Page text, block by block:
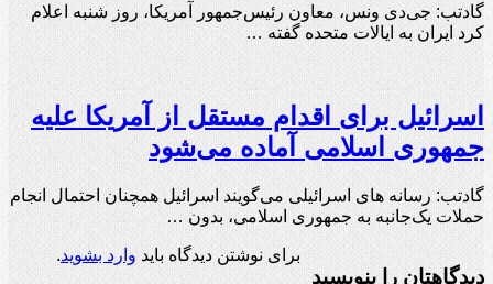
گادتب: جی‌دی ونس، معاون رئیس‌جمهور آمریکا، روز شنبه اعلام
کرد ایران به ایالات متحده گفته …
اسرائیل برای اقدام مستقل از آمریکا علیه
جمهوری اسلامی آماده می‌شود
گادتب: رسانه های اسرائیلی ‌می‌گویند اسرائیل همچنان احتمال انجام
حملات یک‌جانبه به جمهوری اسلامی، بدون …
دیدگاهتان را بنویسید
برای نوشتن دیدگاه بایدوارد بشوید.